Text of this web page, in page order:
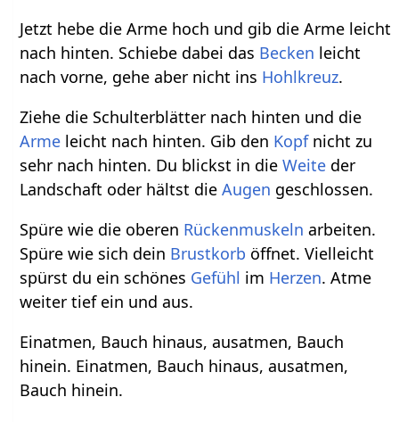
Jetzt hebe die Arme hoch und gib die Arme leicht
nach hinten. Schiebe dabei das Becken leicht
nach vorne, gehe aber nicht ins Hohlkreuz.
Ziehe die Schulterblätter nach hinten und die
Arme leicht nach hinten. Gib den Kopfnicht zu
sehr nach hinten. Du blickst in dieWeite der
Landschaft oder hältst dieAugen geschlossen.
Spüre wie die oberen Rückenmuskeln arbeiten.
Spüre wie sich dein Brustkorb öffnet. Vielleicht
spürst du ein schönes Gefühl im Herzen. Atme
weiter tief ein und aus.
Einatmen, Bauch hinaus, ausatmen, Bauch
hinein. Einatmen, Bauch hinaus, ausatmen,
Bauch hinein.